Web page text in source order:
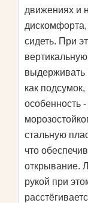
движениях и
дискомфорта,
сидеть. При
выдерживать
как
особенность
стальную
что
открывание.
рукой при